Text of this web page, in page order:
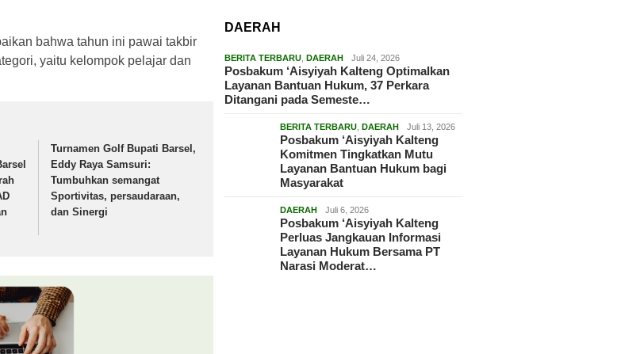
bahwa tahun ini pawai takbir
yaitu kelompok pelajar dan
Turnamen Golf Bupati Barsel,
Eddy Raya Samsuri:
Tumbuhkan semangat
Sportivitas, persaudaraan,
dan Sinergi
DAERAH
BERITA TERBARU ,DAERAH Juli 24, 2026
Posbakum ‘Aisyiyah Kalteng Optimalkan
Layanan Bantuan Hukum, 37 Perkara
Ditangani pada Semeste…
BERITA TERBARU ,DAERAH Juli 13, 2026
Posbakum ‘Aisyiyah Kalteng
Komitmen Tingkatkan Mutu
Layanan Bantuan Hukum bagi
Masyarakat
DAERAH Juli 6, 2026
Posbakum ‘Aisyiyah Kalteng
Perluas Jangkauan Informasi
Layanan Hukum Bersama PT
Narasi Moderat…